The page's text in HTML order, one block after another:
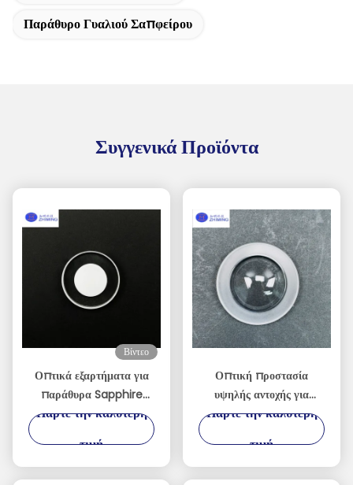
Παράθυρο Γυαλιού Σαπφείρου
Συγγενικά Προϊόντα
Βίντεο
Οπτικά εξαρτήματα για
παράθυρα Sapphire
κατασκευασμένα κατά
Πάρτε την καλύτερη
τιμή
Οπτική προστασία
υψηλής αντοχής για
ακραία περιβάλλοντα
Πάρτε την καλύτερη
τιμή